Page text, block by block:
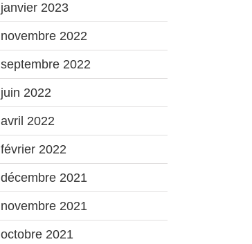
janvier 2023
novembre 2022
septembre 2022
juin 2022
avril 2022
février 2022
décembre 2021
novembre 2021
octobre 2021